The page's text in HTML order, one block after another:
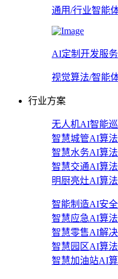
通用/行业智能
AI定制开发服务
视觉算法/智能
行业方案
无人机AI智能
智慧城管AI算
智慧水务AI算
智慧交通AI算
明厨亮灶AI算
智能制造AI安
智慧应急AI算
智慧零售AI解
智慧园区AI算
智慧加油站AI